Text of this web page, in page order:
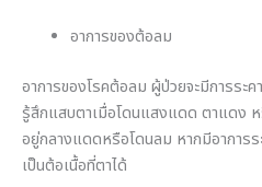
อาการของต้อลม
อาการของโรคต้อลม ผู้ป่วยจะมีการระ
รู้สึกแสบตาเมื่อโดนแสงแดด ตาแดง ห
อยู่กลางแดดหรือโดนลม หากมีอาการร
เป็นต้อเนื้อที่ตาได้